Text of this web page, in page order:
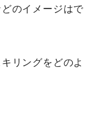
のイメージはで
リングをどのよ